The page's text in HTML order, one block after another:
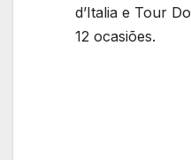
d’Italia e Tour
12 ocasiões.